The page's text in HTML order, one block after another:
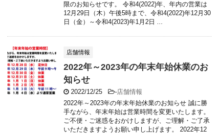
限のお知らせです。 令和4(2022)年、年内の営業は
12月29日（木）午後5時まで、令和4(2022)年12月30
日（金）～令和4(2023)年1月2日 ...
店舗情報
2022年～2023年の年末年始休業のお
知らせ
2022/12/25 -店舗情報
2022年～2023年の年末年始休業のお知らせ 誠に勝
手ながら、年末年始は営業時間を変更いたします。
ご不便・ご迷惑をおかけしますが、ご理解・ご了承
いただきますようお願い申し上げます。 2022年12